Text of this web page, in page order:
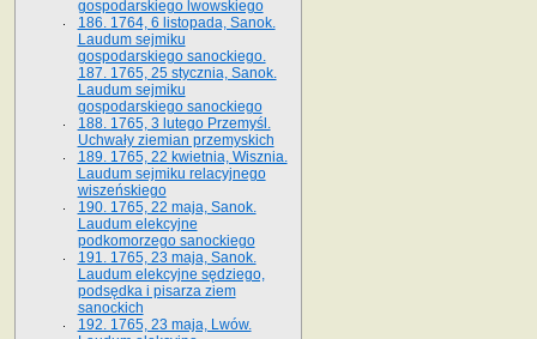
gospodarskiego lwowskiego
186. 1764, 6 listopada, Sanok.
Laudum sejmiku
gospodarskiego sanockiego.
187. 1765, 25 stycznia, Sanok.
Laudum sejmiku
gospodarskiego sanockiego
188. 1765, 3 lutego Przemyśl.
Uchwały ziemian przemyskich
189. 1765, 22 kwietnia, Wisznia.
Laudum sejmiku relacyjnego
wiszeńskiego
190. 1765, 22 maja, Sanok.
Laudum elekcyjne
podkomorzego sanockiego
191. 1765, 23 maja, Sanok.
Laudum elekcyjne sędziego,
podsędka i pisarza ziem
sanockich
192. 1765, 23 maja, Lwów.